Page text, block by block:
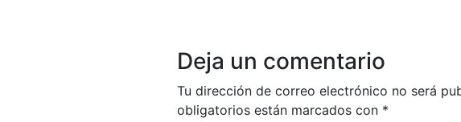
Deja un comentario
Tu dirección de correo electrónico no será
obligatorios están marcados con *